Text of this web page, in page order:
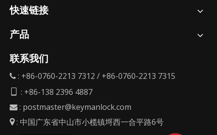
快速链接
产品
联系我们
 : +86-0760-2213 7312 / +86-0760-2213 7315
 : +86-138 2396 4887
 : postmaster@keymanlock.com
: 中国广东省中山市小榄镇埒西一合平路6号